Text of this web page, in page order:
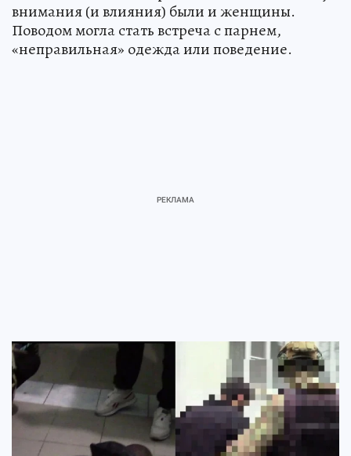
внимания (и влияния) были и женщины.
Поводом могла стать встреча с парнем,
«неправильная» одежда или поведение.